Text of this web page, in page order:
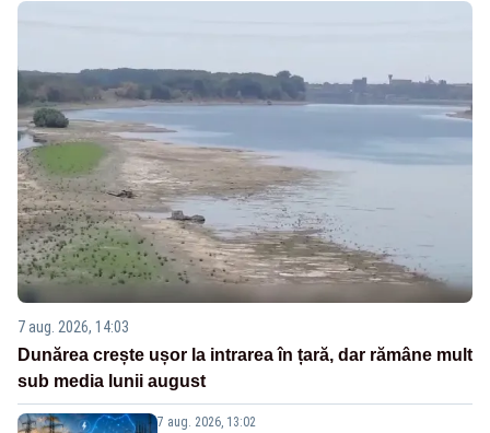
7 aug. 2026, 14:03
Dunărea crește ușor la intrarea în țară, dar rămâne mult
sub media lunii august
7 aug. 2026, 13:02